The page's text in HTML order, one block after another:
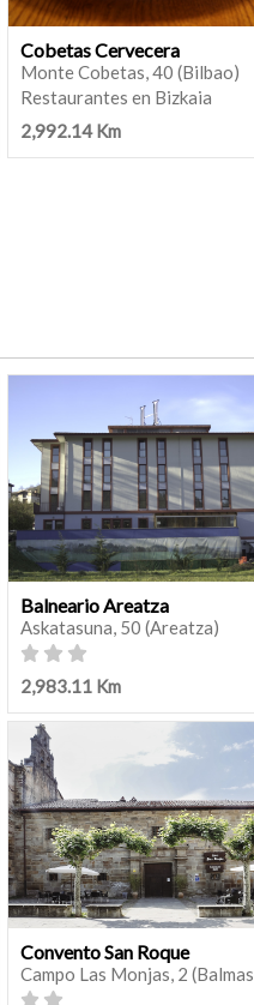
Cobetas Cervecera
Monte Cobetas, 40 (Bilbao)
Restaurantes en Bizkaia
2,992.14 Km
Balneario Areatza
Askatasuna, 50 (Areatza)
2,983.11 Km
Convento San Roque
Campo Las Monjas, 2